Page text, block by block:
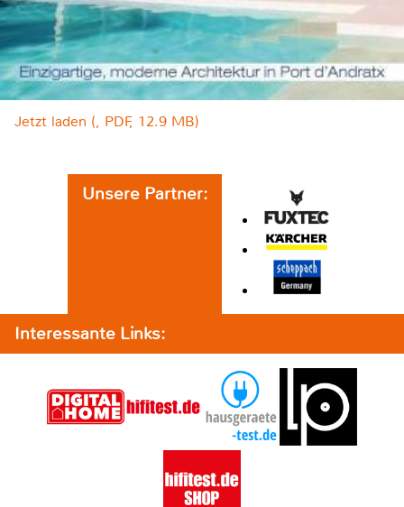
Jetzt laden (, PDF, 12.9 MB)
Unsere Partner:
Interessante Links: